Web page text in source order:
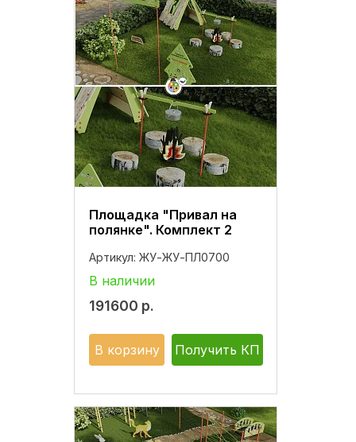
Площадка "Привал на
полянке". Комплект 2
Артикул: ЖУ-ЖУ-ПЛ0700
В наличии
191600 р.
В корзину Получить КП